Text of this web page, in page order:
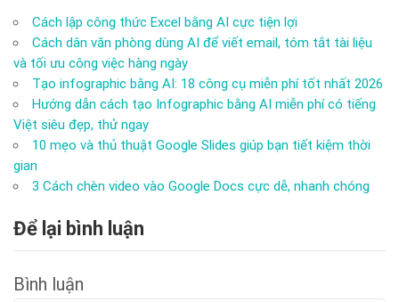
Cách lập công thức Excel bằng AI cực tiện lợi
Cách dân văn phòng dùng AI để viết email, tóm tắt tài liệu
và tối ưu công việc hàng ngày
Tạo infographic bằng AI: 18 công cụ miễn phí tốt nhất 2026
Hướng dẫn cách tạo Infographic bằng AI miễn phí có tiếng
Việt siêu đẹp, thử ngay
10 mẹo và thủ thuật Google Slides giúp bạn tiết kiệm thời
gian
3 Cách chèn video vào Google Docs cực dễ, nhanh chóng
Để lại bình luận
Bình luận